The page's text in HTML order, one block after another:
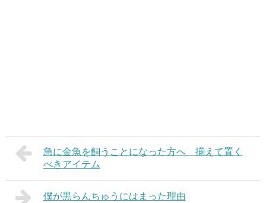
急に金魚を飼うことになった方へ 揃えて置く
べきアイテム
僕が黒らんちゅうにはまった理由